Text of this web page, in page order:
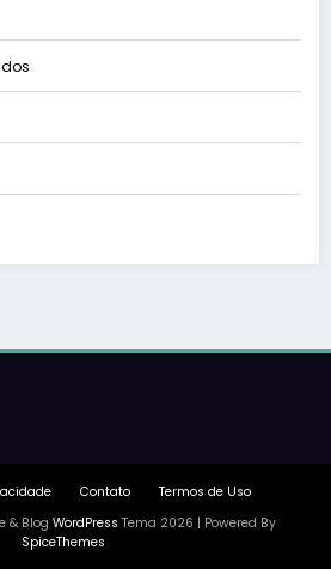
Contato
Termos de Uso
& Blog WordPress Tema 2026 | Powered By
SpiceThemes